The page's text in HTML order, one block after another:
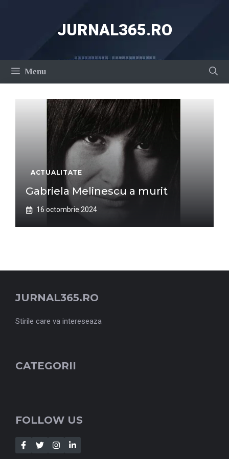
JURNAL365.RO
Menu
ACTUALITATE
Gabriela Melinescu a murit
16 octombrie 2024
JURNAL365.RO
Stirile care va intereseaza
CATEGORII
FOLLOW US